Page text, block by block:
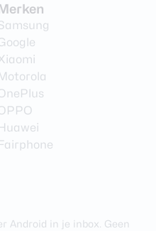
Android in je inbox. Geen